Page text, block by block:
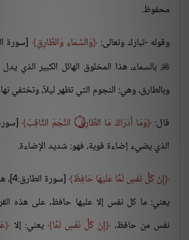
محفوظ.
وقوله -تبارك وتعالى: وَالسَّمَاءِ وَالطَّارِقِ [سورة
 بالسماء، هذا المخلوق الهائل الكبير الذي
وبالطارق، وهي: النجوم التي تظهر ليلاً، وتختفي
قال: وَمَا أَدْرَاكَ مَا الطَّارِقُ ۝ النَّجْمُ الثَّاقِبُ
الذي يضيء إضاءة قوية، فهو: شديد الإضاءة.
إِنْ كُلُّ نَفْسٍ لَمَّا عَلَيْهَا حَافِظٌ
يعني: ما كل نفس إلا عليها حافظ، على هذه
نفس من حافظ، إِنْ كُلُّ نَفْسٍ لَمَّا يعني: إلا